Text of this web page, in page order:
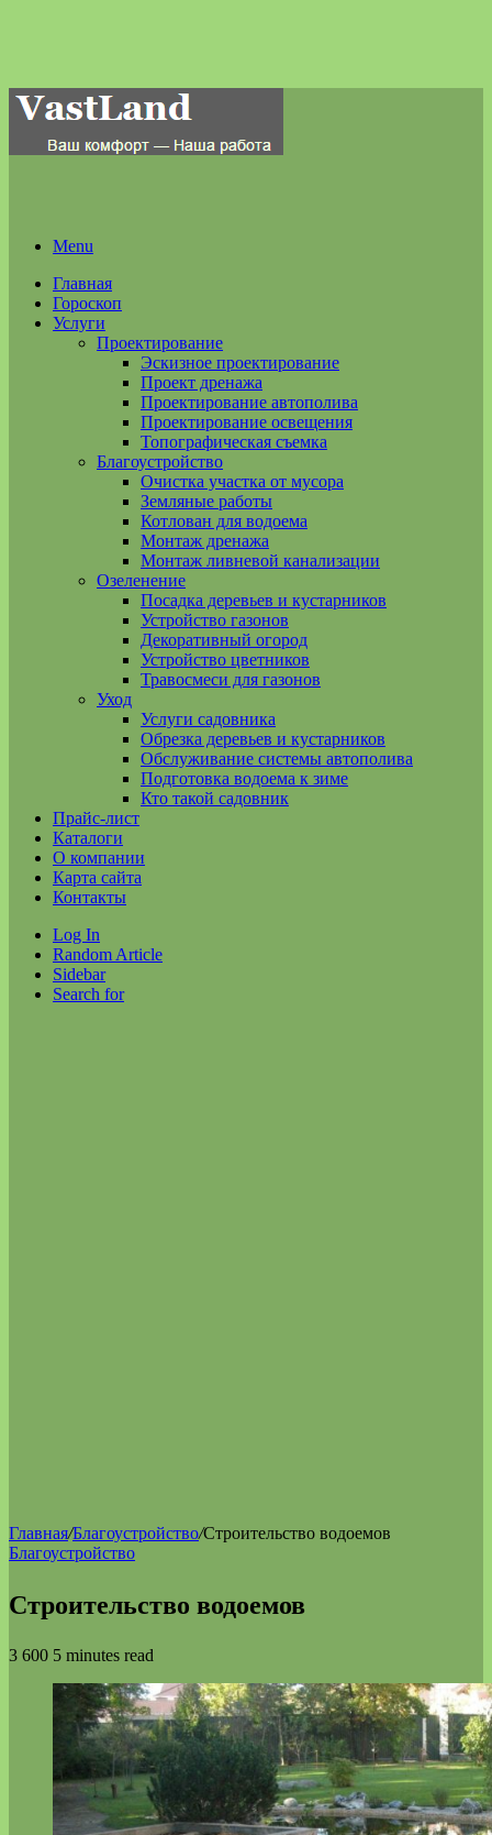
Menu
Главная
Гороскоп
Услуги
Проектирование
Эскизное проектирование
Проект дренажа
Проектирование автополива
Проектирование освещения
Топографическая съемка
Благоустройство
Очистка участка от мусора
Земляные работы
Котлован для водоема
Монтаж дренажа
Монтаж ливневой канализации
Озеленение
Посадка деревьев и кустарников
Устройство газонов
Декоративный огород
Устройство цветников
Травосмеси для газонов
Уход
Услуги садовника
Обрезка деревьев и кустарников
Обслуживание системы автополива
Подготовка водоема к зиме
Кто такой садовник
Прайс-лист
Каталоги
О компании
Карта сайта
Контакты
Log In
Random Article
Sidebar
Search for
Главная/Благоустройство/Строительство водоемов
Благоустройство
Строительство водоемов
3 600 5 minutes read